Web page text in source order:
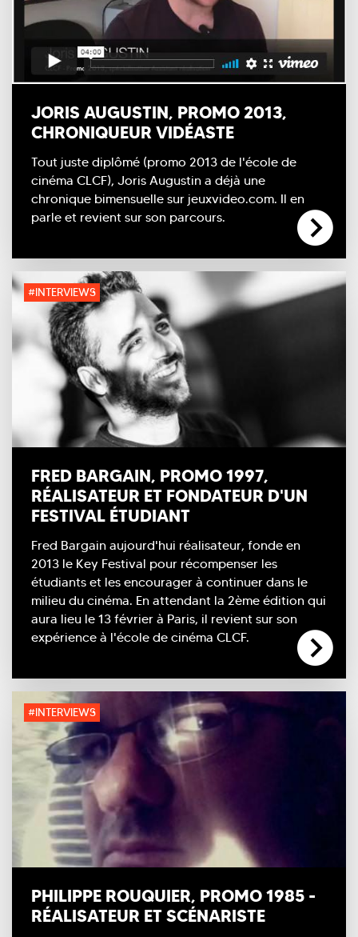
JORIS AUGUSTIN, PROMO 2013,
CHRONIQUEUR VIDÉASTE
Tout juste diplômé (promo 2013 de l'école de
cinéma CLCF), Joris Augustin a déjà une
chronique bimensuelle sur jeuxvideo.com. Il en
parle et revient sur son parcours.
#INTERVIEWS
FRED BARGAIN, PROMO 1997,
RÉALISATEUR ET FONDATEUR D'UN
FESTIVAL ÉTUDIANT
Fred Bargain aujourd'hui réalisateur, fonde en
2013 le Key Festival pour récompenser les
étudiants et les encourager à continuer dans le
milieu du cinéma. En attendant la 2ème édition qui
aura lieu le 13 février à Paris, il revient sur son
expérience à l'école de cinéma CLCF.
#INTERVIEWS
PHILIPPE ROUQUIER, PROMO 1985 -
RÉALISATEUR ET SCÉNARISTE